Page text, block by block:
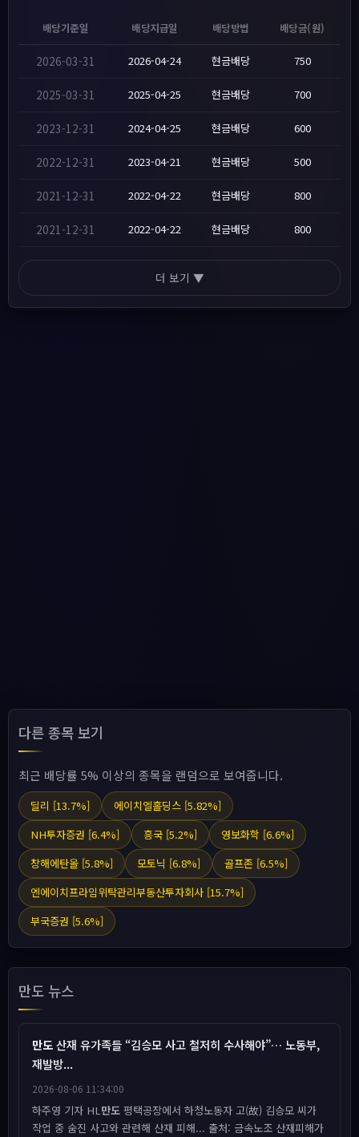
배당기준일 배당지급일 배당방법 배당금(원)
2026-03-31 2026-04-24 현금배당 750
2025-03-31 2025-04-25 현금배당 700
2023-12-31 2024-04-25 현금배당 600
2022-12-31 2023-04-21 현금배당 500
2021-12-31 2022-04-22 현금배당 800
2021-12-31 2022-04-22 현금배당 800
더 보기 ▼
다른 종목 보기
최근 배당률 5% 이상의 종목을 랜덤으로 보여줍니다.
딜리 [13.7%]
에이치엘홀딩스 [5.82%]
NH투자증권 [6.4%]
흥국 [5.2%]
영보화학 [6.6%]
창해에탄올 [5.8%]
모토닉 [6.8%]
골프존 [6.5%]
엔에이치프라임위탁관리부동산투자회사 [15.7%]
부국증권 [5.6%]
만도 뉴스
만도산재 유가족들 “김승모 사고 철저히 수사해야”… 노동부,
재발방...
2026-08-06 11:34:00
하주영 기자 HL만도 평택공장에서 하청노동자 고(故) 김승모 씨가
작업 중 숨진 사고와 관련해 산재 피해... 출처: 금속노조 산재피해가